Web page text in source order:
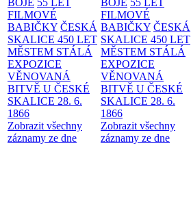
BOJE 55 LET
FILMOVÉ
BABIČKY ČESKÁ
SKALICE 450 LET
MĚSTEM STÁLÁ
EXPOZICE
VĚNOVANÁ
BITVĚ U ČESKÉ
SKALICE 28. 6.
1866
Zobrazit všechny
záznamy ze dne
BOJE 55 LET
FILMOVÉ
BABIČKY ČESKÁ
SKALICE 450 LET
MĚSTEM STÁLÁ
EXPOZICE
VĚNOVANÁ
BITVĚ U ČESKÉ
SKALICE 28. 6.
1866
Zobrazit všechny
záznamy ze dne